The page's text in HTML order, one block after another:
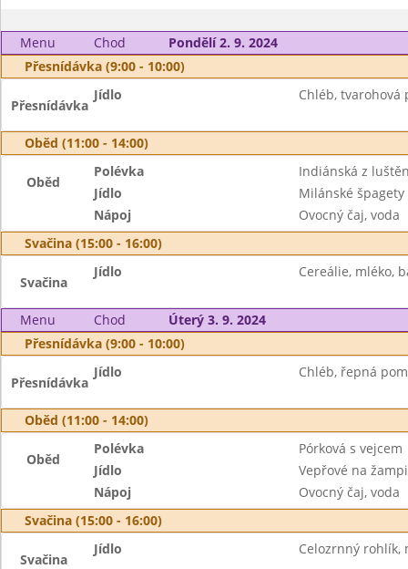
Menu Chod
Pondělí 2. 9. 2024
Přesnídávka (9:00 - 10:00)
Přesnídávka
Jídlo Chléb, tvarohová
Oběd (11:00 - 14:00)
Oběd
Polévka
Indiánská z
Jídlo
Milánské
Nápoj
Ovocný čaj, voda
Svačina (15:00 - 16:00)
Svačina
Jídlo Cereálie, mléko,
Menu Chod
Úterý 3. 9. 2024
Přesnídávka (9:00 - 10:00)
Přesnídávka
Jídlo Chléb, řepná
Oběd (11:00 - 14:00)
Oběd
Polévka
Pórková s vejcem
Jídlo
Vepřové na
Nápoj
Ovocný čaj, voda
Svačina (15:00 - 16:00)
Svačina
Jídlo Celozrnný rohlík,